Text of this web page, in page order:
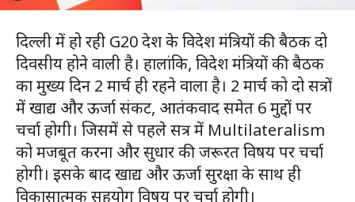
दिल्ली में हो रही G20 देश के विदेश मंत्रियों की बैठक दो
दिवसीय होने वाली है। हालांकि, विदेश मंत्रियों की बैठक
का मुख्य दिन 2 मार्च ही रहने वाला है। 2 मार्च को दो सत्रों
में खाद्य और ऊर्जा संकट, आतंकवाद समेत 6 मुद्दों पर
चर्चा होगी। जिसमें से पहले सत्र में Multilateralism
को मजबूत करना और सुधार की जरूरत विषय पर चर्चा
होगी। इसके बाद खाद्य और ऊर्जा सुरक्षा के साथ ही
विकासात्मक सहयोग विषय पर चर्चा होगी।